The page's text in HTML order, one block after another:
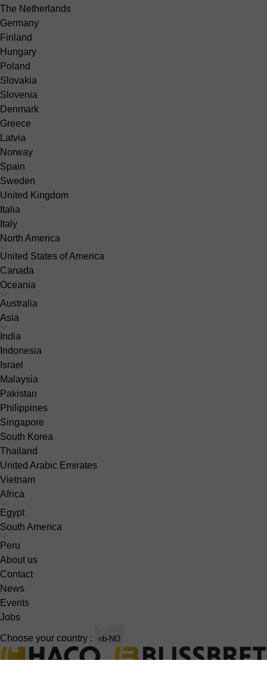
The Netherlands
Germany
Finland
Hungary
Poland
Slovakia
Slovenia
Denmark
Greece
Latvia
Norway
Spain
Sweden
United Kingdom
Italia
Italy
North America
United States of America
Canada
Oceania
Australia
Asia
India
Indonesia
Israel
Malaysia
Pakistan
Philippines
Singapore
South Korea
Thailand
United Arabic Emirates
Vietnam
Africa
Egypt
South America
Peru
About us
Contact
News
Events
Jobs
Choose your country : nb-NO